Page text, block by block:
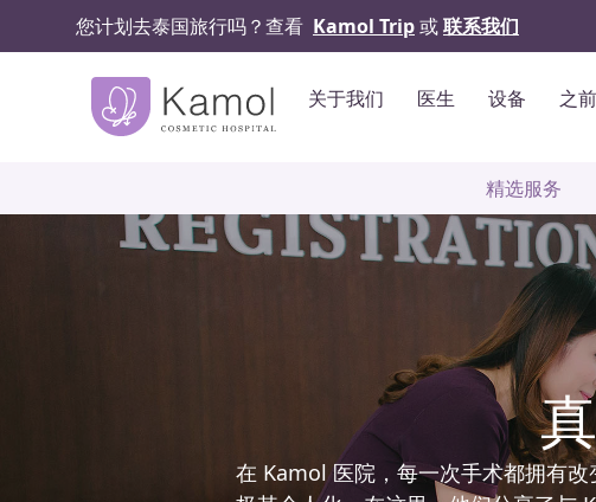
您计划去泰国旅行吗？查看 Kamol Trip或联系我们
关于我们 医生 设备 之
精选服务
在 Kamol 医院，每一次手术都拥有